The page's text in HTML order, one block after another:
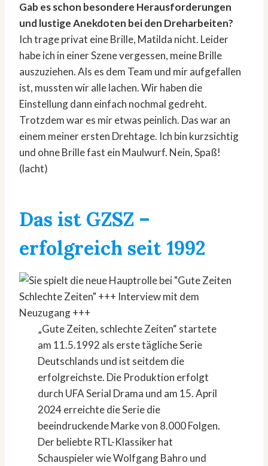
Gab es schon besondere Herausforderungen
und lustige Anekdoten bei den Dreharbeiten?
Ich trage privat eine Brille, Matilda nicht. Leider
habe ich in einer Szene vergessen, meine Brille
auszuziehen. Als es dem Team und mir aufgefallen
ist, mussten wir alle lachen. Wir haben die
Einstellung dann einfach nochmal gedreht.
Trotzdem war es mir etwas peinlich. Das war an
einem meiner ersten Drehtage. Ich bin kurzsichtig
und ohne Brille fast ein Maulwurf. Nein, Spaß!
(lacht)
Das ist GZSZ –
erfolgreich seit 1992
„Gute Zeiten, schlechte Zeiten“ startete
am 11.5.1992 als erste tägliche Serie
Deutschlands und ist seitdem die
erfolgreichste. Die Produktion erfolgt
durch UFA Serial Drama und am 15. April
2024 erreichte die Serie die
beeindruckende Marke von 8.000 Folgen.
Der beliebte RTL-Klassiker hat
Schauspieler wie Wolfgang Bahro und